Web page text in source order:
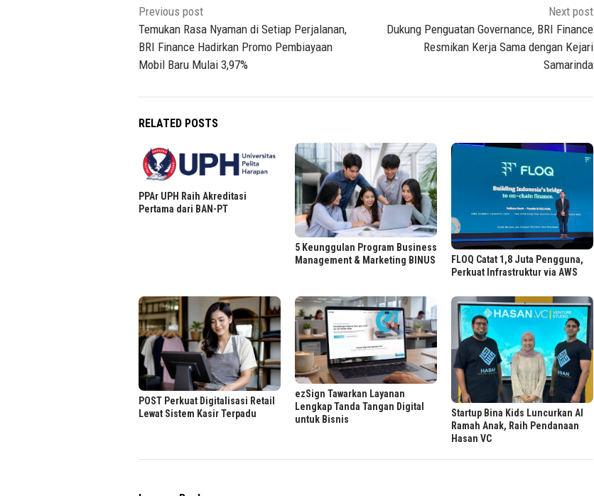
Post
navigation
Previous post
Temukan Rasa Nyaman di Setiap Perjalanan,
BRI Finance Hadirkan Promo Pembiayaan
Mobil Baru Mulai 3,97%
Next post
Dukung Penguatan Governance, BRI Finance
Resmikan Kerja Sama dengan Kejari
Samarinda
RELATED POSTS
PPAr UPH Raih Akreditasi
Pertama dari BAN-PT
5 Keunggulan Program Business
Management & Marketing BINUS
FLOQ Catat 1,8 Juta Pengguna,
Perkuat Infrastruktur via AWS
POST Perkuat Digitalisasi Retail
Lewat Sistem Kasir Terpadu
ezSign Tawarkan Layanan
Lengkap Tanda Tangan Digital
untuk Bisnis
Startup Bina Kids Luncurkan AI
Ramah Anak, Raih Pendanaan
Hasan VC